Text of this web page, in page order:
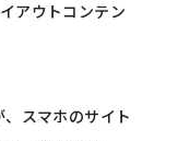
アウトコンテン
スマホのサイト